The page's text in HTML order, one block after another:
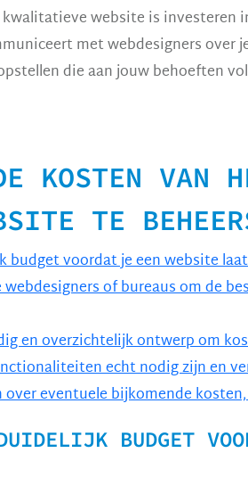
website is investeren
met webdesigners over
die aan jouw behoeften
KOSTEN VAN
TE
budget voordat je een website
of bureaus om de
en overzichtelijk ontwerp om
echt nodig zijn en
over eventuele bijkomende
BUDGET